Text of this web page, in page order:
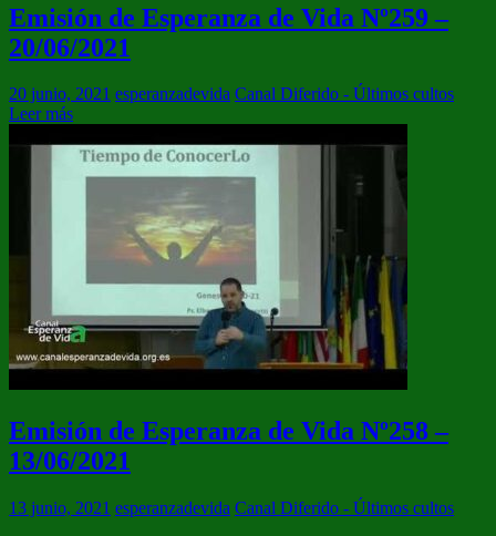
Emisión de Esperanza de Vida Nº259 –
20/06/2021
20 junio, 2021 esperanzadevida Canal Diferido - Últimos cultos
Leer más
Emisión de Esperanza de Vida Nº258 –
13/06/2021
13 junio, 2021 esperanzadevida Canal Diferido - Últimos cultos